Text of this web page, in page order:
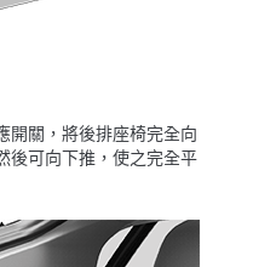
開關，將後排座椅完全向
後可向下推，使之完全平